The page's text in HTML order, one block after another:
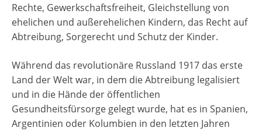
Rechte, Gewerkschaftsfreiheit, Gleichstellung von
ehelichen und außerehelichen Kindern, das Recht auf
Abtreibung, Sorgerecht und Schutz der Kinder.
Während das revolutionäre Russland 1917 das erste
Land der Welt war, in dem die Abtreibung legalisiert
und in die Hände der öffentlichen
Gesundheitsfürsorge gelegt wurde, hat es in Spanien,
Argentinien oder Kolumbien in den letzten Jahren